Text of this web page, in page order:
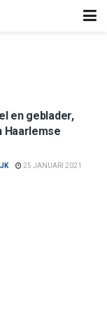
en geblader,
Haarlemse
25 JANUARI 2021